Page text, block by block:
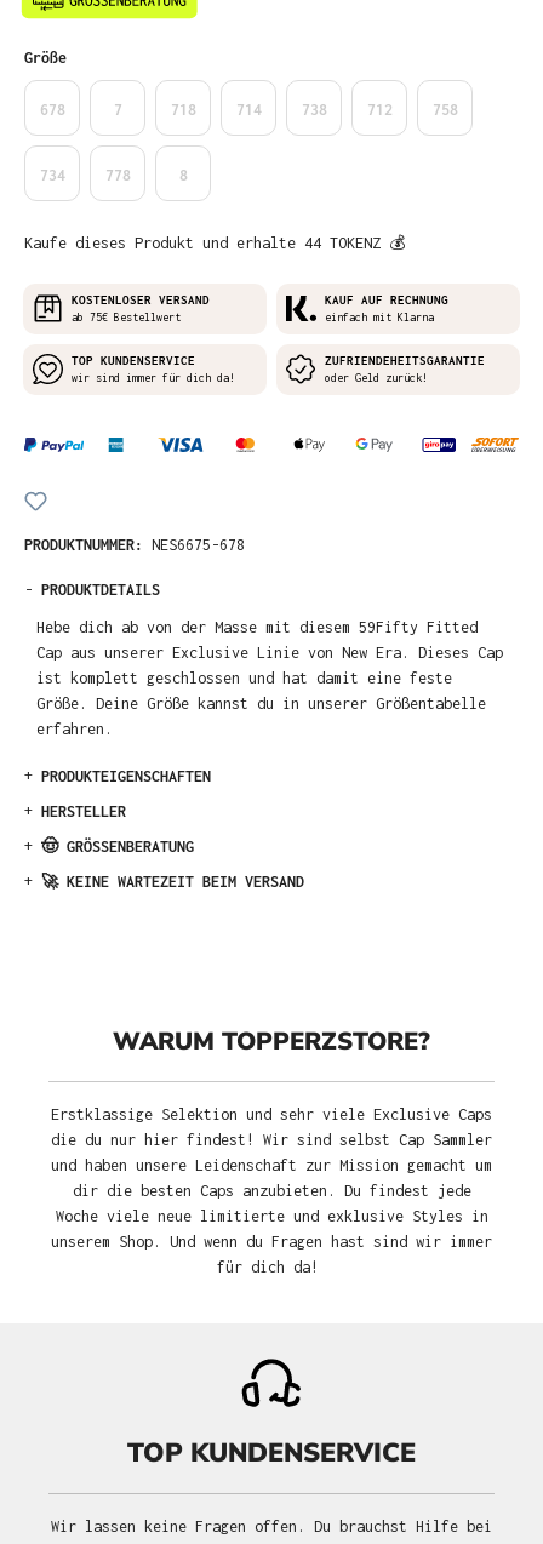
Größeauswählen
678 7 718 714 738 712 758
734 778 8
Kaufe dieses Produkt und erhalte 44 TOKENZ 💰
KOSTENLOSER VERSAND
ab 75€ Bestellwert
KAUF AUF RECHNUNG
einfach mit Klarna
TOP KUNDENSERVICE
wir sind immer für dich da!
ZUFRIENDEHEITSGARANTIE
oder Geld zurück!
PRODUKTNUMMER: NES6675-678
- PRODUKTDETAILS
Hebe dich ab von der Masse mit diesem 59Fifty Fitted
Cap aus unserer Exclusive Linie von New Era. Dieses Cap
ist komplett geschlossen und hat damit eine feste
Größe. Deine Größe kannst du in unserer Größentabelle
erfahren.
+ PRODUKTEIGENSCHAFTEN
+ HERSTELLER
+ 🤠 GRÖSSENBERATUNG
+ 🚀 KEINE WARTEZEIT BEIM VERSAND
WARUM TOPPERZSTORE?
Erstklassige Selektion und sehr viele Exclusive Caps
die du nur hier findest! Wir sind selbst Cap Sammler
und haben unsere Leidenschaft zur Mission gemacht um
dir die besten Caps anzubieten. Du findest jede
Woche viele neue limitierte und exklusive Styles in
unserem Shop. Und wenn du Fragen hast sind wir immer
für dich da!
TOP KUNDENSERVICE
Wir lassen keine Fragen offen. Du brauchst Hilfe bei